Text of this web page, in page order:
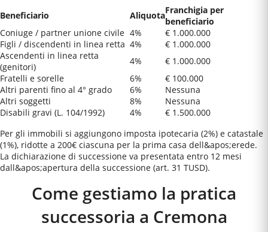
Beneficiario AliquotaFranchigia per
beneficiario
Coniuge / partner unione civile 4%
€ 1.000.000
Figli / discendenti in linea retta 4%
€ 1.000.000
Ascendenti in linea retta
(genitori)
4%
€ 1.000.000
Fratelli e sorelle
6%
€ 100.000
Altri parenti fino al 4° grado
6%
Nessuna
Altri soggetti
8%
Nessuna
Disabili gravi (L. 104/1992)
4%
€ 1.500.000
Per gli immobili si aggiungono imposta ipotecaria (2%) e catastale
(1%), ridotte a 200€ ciascuna per la prima casa dell&apos;erede.
La dichiarazione di successione va presentata entro 12 mesi
dall&apos;apertura della successione (art. 31 TUSD).
Come gestiamo la pratica
successoria a Cremona